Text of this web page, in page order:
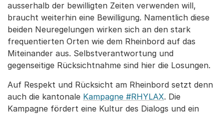
ausserhalb der bewilligten Zeiten verwenden will,
braucht weiterhin eine Bewilligung. Namentlich diese
beiden Neuregelungen wirken sich an den stark
frequentierten Orten wie dem Rheinbord auf das
Miteinander aus. Selbstverantwortung und
gegenseitige Rücksichtnahme sind hier die Losungen.
Auf Respekt und Rücksicht am Rheinbord setzt denn
auch die kantonale Kampagne #RHYLAX. Die
Kampagne fördert eine Kultur des Dialogs und ein